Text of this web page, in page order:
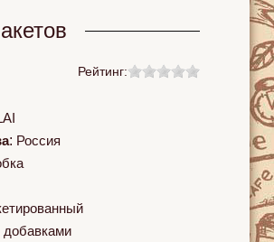
Рейтинг:
: Россия